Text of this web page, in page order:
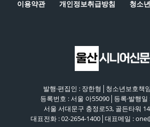
이용약관 개인정보취급방침 청소
발행·편집인 : 장한형│청소년보호책
등록번호 : 서울 아55090│등록·발행일
서울 서대문구 충정로53, 골든타워
대표전화 : 02-2654-1400│대표메일 :